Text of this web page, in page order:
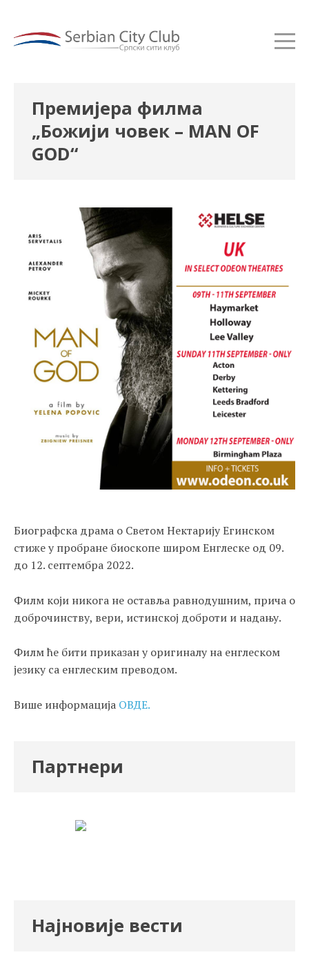
Премијера филма
„Божији човек – MAN OF
GOD“
Биографска драма о Светом Нектарију Егинском
стиже у пробране биоскопе широм Енглеске од 09.
дo 12. септембра 2022.
Филм који никога не оставља равнодушним, прича о
доброчинству, вери, истинској доброти и надању.
Филм ће бити приказан у оригиналу на енглеском
језику са енглеским преводом.
Више информација ОВДЕ.
Партнери
Најновије вести